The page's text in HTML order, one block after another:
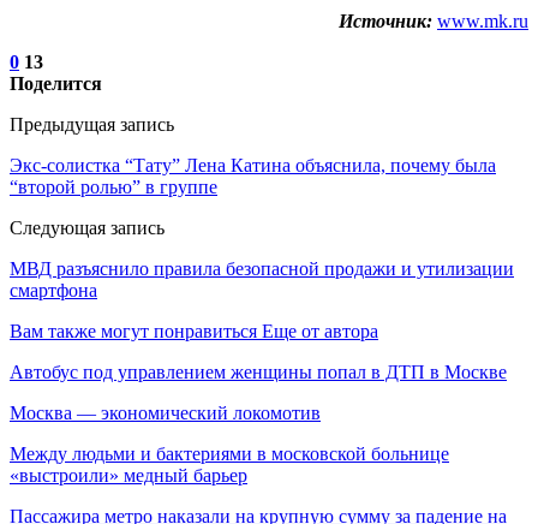
Источник: www.mk.ru
0 13
Поделится
Предыдущая запись
Экс-солистка “Тату” Лена Катина объяснила, почему была
“второй ролью” в группе
Следующая запись
МВД разъяснило правила безопасной продажи и утилизации
смартфона
Вам также могут понравиться Еще от автора
Автобус под управлением женщины попал в ДТП в Москве
Москва — экономический локомотив
Между людьми и бактериями в московской больнице
«выстроили» медный барьер
Пассажира метро наказали на крупную сумму за падение на